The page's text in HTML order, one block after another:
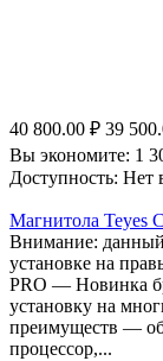
40 800.00 ₽ 39
Вы экономите: 1
Доступность: Нет
Магнитола Teyes
Внимание: данный
установке на
PRO — Новинка
установку на
преимуществ —
процессор,...